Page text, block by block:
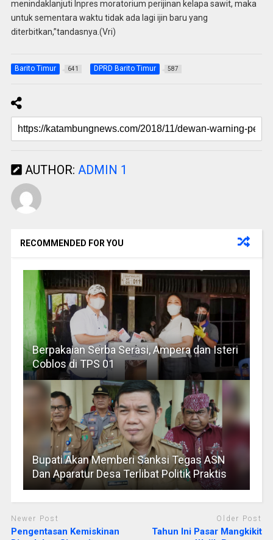
menindaklanjuti Inpres moratorium perijinan kelapa sawit, maka
untuk sementara waktu tidak ada lagi ijin baru yang
diterbitkan,”tandasnya.(Vri)
Barito Timur 641 DPRD Barito Timur 587
AUTHOR: ADMIN 1
RECOMMENDED FOR YOU
Berpakaian Serba Serasi, Ampera dan Isteri
Coblos di TPS 01
Bupati Akan Memberi Sanksi Tegas ASN
Dan Aparatur Desa Terlibat Politik Praktis
Newer Post
Pengentasan Kemiskinan
Older Post
Tahun Ini Pasar Mangkikit